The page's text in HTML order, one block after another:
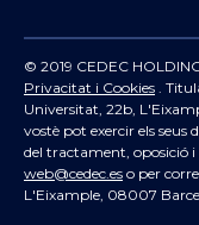
© 2019 CEDEC
Privacitat i Cookies .
Universitat, 22b,
vostè pot exercir els seus
del tractament, oposició i
web@cedec.es o per
L'Eixample, 08007